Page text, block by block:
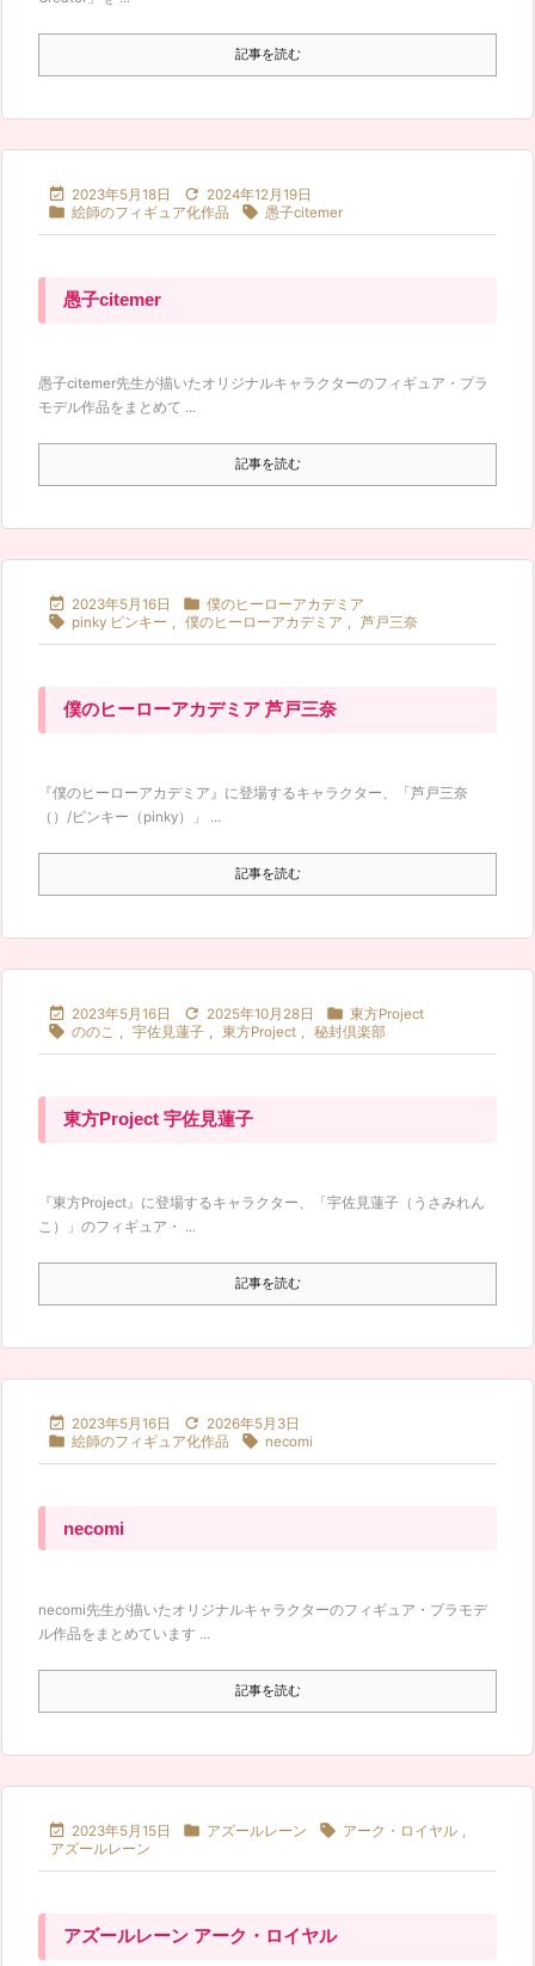
記事を読む
 2023年5月18日  2024年12月19日
 絵師のフィギュア化作品  愚子citemer
愚子citemer
愚子citemer先生が描いたオリジナルキャラクターのフィギュア・プラ
モデル作品をまとめて ...
記事を読む
 2023年5月16日  僕のヒーローアカデミア
 pinky ピンキー , 僕のヒーローアカデミア , 芦戸三奈
僕のヒーローアカデミア 芦戸三奈
『僕のヒーローアカデミア』に登場するキャラクター、「芦戸三奈
（）/ピンキー（pinky）」 ...
記事を読む
 2023年5月16日  2025年10月28日  東方Project
 ののこ , 宇佐見蓮子 , 東方Project , 秘封倶楽部
東方Project 宇佐見蓮子
『東方Project』に登場するキャラクター、「宇佐見蓮子（うさみれん
こ）」のフィギュア・ ...
記事を読む
 2023年5月16日  2026年5月3日
 絵師のフィギュア化作品  necomi
necomi
necomi先生が描いたオリジナルキャラクターのフィギュア・プラモデ
ル作品をまとめています ...
記事を読む
 2023年5月15日  アズールレーン  アーク・ロイヤル ,
アズールレーン
アズールレーン アーク・ロイヤル